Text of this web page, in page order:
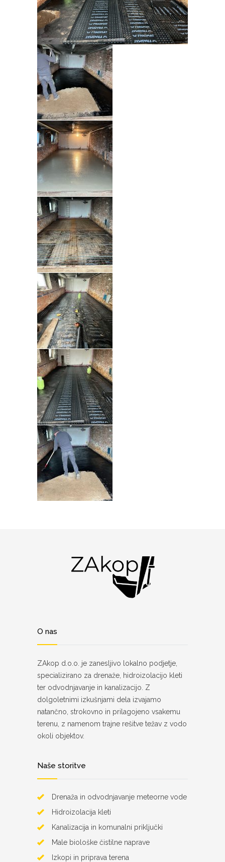
O nas
ZAkop d.o.o. je zanesljivo lokalno podjetje,
specializirano za drenaže, hidroizolacijo kleti
ter odvodnjavanje in kanalizacijo. Z
dolgoletnimi izkušnjami dela izvajamo
natančno, strokovno in prilagojeno vsakemu
terenu, z namenom trajne rešitve težav z vodo
okoli objektov.
Naše storitve
Drenaža in odvodnjavanje meteorne vode
Hidroizolacija kleti
Kanalizacija in komunalni priključki
Male biološke čistilne naprave
Izkopi in priprava terena